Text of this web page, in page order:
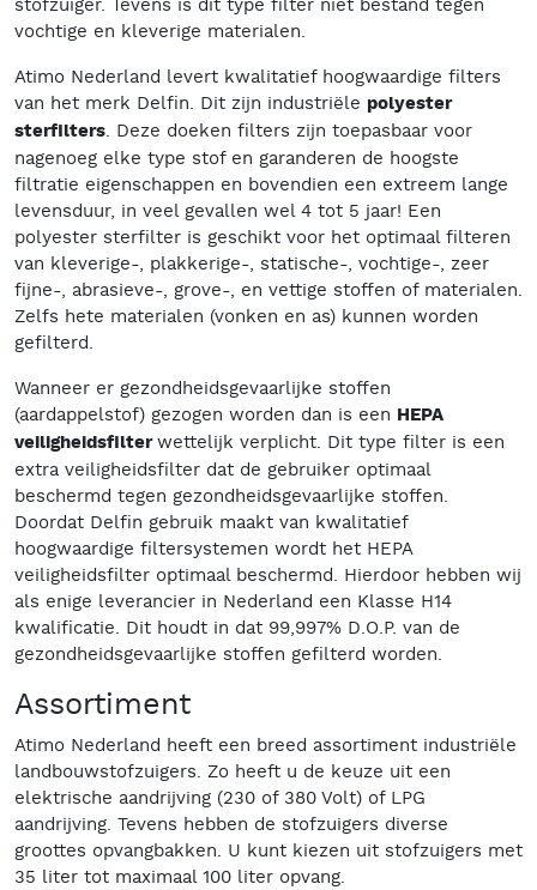
stofzuiger. Tevens is dit type filter niet bestand tegen
vochtige en kleverige materialen.
Atimo Nederland levert kwalitatief hoogwaardige filters
van het merk Delfin. Dit zijn industriële polyester
sterfilters. Deze doeken filters zijn toepasbaar voor
nagenoeg elke type stof en garanderen de hoogste
filtratie eigenschappen en bovendien een extreem lange
levensduur, in veel gevallen wel 4 tot 5 jaar! Een
polyester sterfilter is geschikt voor het optimaal filteren
van kleverige-, plakkerige-, statische-, vochtige-, zeer
fijne-, abrasieve-, grove-, en vettige stoffen of materialen.
Zelfs hete materialen (vonken en as) kunnen worden
gefilterd.
Wanneer er gezondheidsgevaarlijke stoffen
(aardappelstof) gezogen worden dan is een HEPA
veiligheidsfilterwettelijk verplicht. Dit type filter is een
extra veiligheidsfilter dat de gebruiker optimaal
beschermd tegen gezondheidsgevaarlijke stoffen.
Doordat Delfin gebruik maakt van kwalitatief
hoogwaardige filtersystemen wordt het HEPA
veiligheidsfilter optimaal beschermd. Hierdoor hebben wij
als enige leverancier in Nederland een Klasse H14
kwalificatie. Dit houdt in dat 99,997% D.O.P. van de
gezondheidsgevaarlijke stoffen gefilterd worden.
Assortiment
Atimo Nederland heeft een breed assortiment industriële
landbouwstofzuigers. Zo heeft u de keuze uit een
elektrische aandrijving (230 of 380 Volt) of LPG
aandrijving. Tevens hebben de stofzuigers diverse
groottes opvangbakken. U kunt kiezen uit stofzuigers met
35 liter tot maximaal 100 liter opvang.